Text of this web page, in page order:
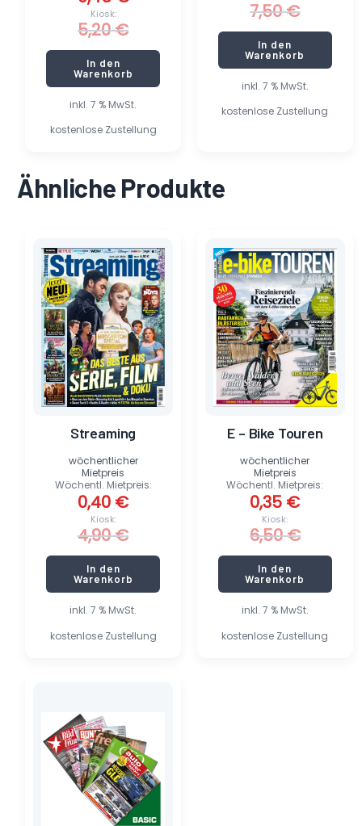
inkl. 7 % MwSt.
kostenlose Zustellung
Kiosk:
5,20€
In den
Warenkorb
inkl. 7 % MwSt.
kostenlose Zustellung
7,50€
In den
Warenkorb
Ähnliche Produkte
inkl. 7 % MwSt.
kostenlose Zustellung
Streaming
Kiosk:
4,90€
Preis
war:
4,90 €
Wöchentl. Mietpreis:
0,40 €
Preis
ist:
0,40 €.
wöchentlicher
Mietpreis
In den
Warenkorb
inkl. 7 % MwSt.
kostenlose Zustellung
E – Bike Touren
Kiosk:
6,50€
Preis
war:
6,50 €
Wöchentl. Mietpreis:
0,35 €
Preis
ist:
0,35 €.
wöchentlicher
Mietpreis
In den
Warenkorb
weist
mehrere
Varianten
auf.
Die
Optionen
können